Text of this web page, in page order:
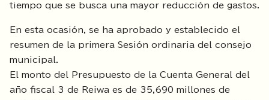
tiempo que se busca una mayor reducción de gastos.
En esta ocasión, se ha aprobado y establecido el
resumen de la primera Sesión ordinaria del consejo
municipal.
El monto del Presupuesto de la Cuenta General del
año fiscal 3 de Reiwa es de 35,690 millones de